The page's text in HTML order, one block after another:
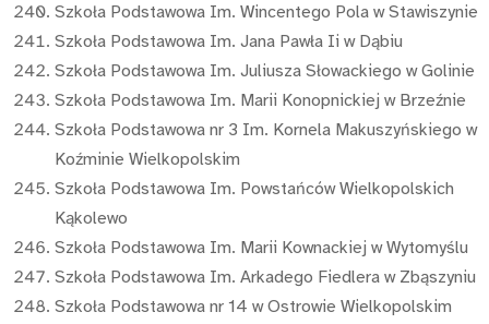
Szkoła Podstawowa Im. Wincentego Pola w Stawiszynie
Szkoła Podstawowa Im. Jana Pawła Ii w Dąbiu
Szkoła Podstawowa Im. Juliusza Słowackiego w Golinie
Szkoła Podstawowa Im. Marii Konopnickiej w Brzeźnie
Szkoła Podstawowa nr 3 Im. Kornela Makuszyńskiego w
Koźminie Wielkopolskim
Szkoła Podstawowa Im. Powstańców Wielkopolskich
Kąkolewo
Szkoła Podstawowa Im. Marii Kownackiej w Wytomyślu
Szkoła Podstawowa Im. Arkadego Fiedlera w Zbąszyniu
Szkoła Podstawowa nr 14 w Ostrowie Wielkopolskim